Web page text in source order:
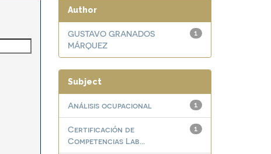
Author
1
GUSTAVO GRANADOS
MÁRQUEZ
Subject
1
Análisis ocupacional
1
Certificación de
Competencias Lab...